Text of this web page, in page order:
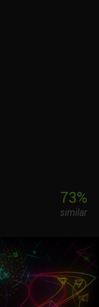
y su
de sobra a los
sirve para matar el
73%
similar